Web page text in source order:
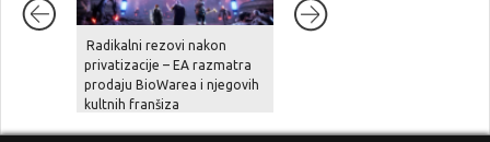
Radikalni rezovi nakon
privatizacije – EA razmatra
prodaju BioWarea i njegovih
kultnih franšiza